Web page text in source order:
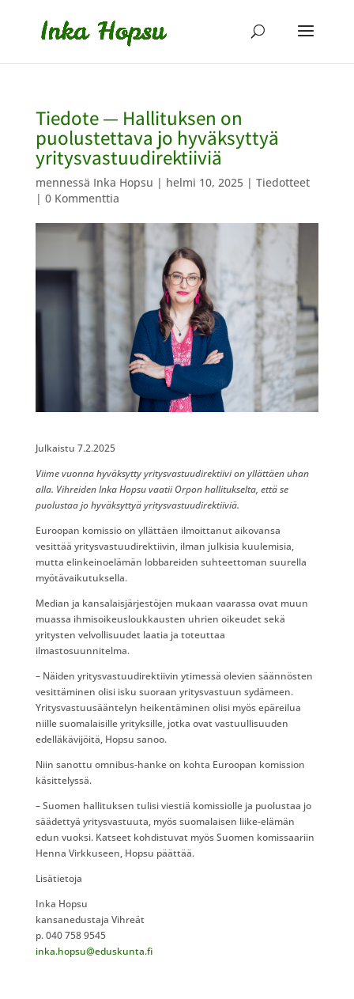
Tiedote — Hallituksen on
puolustettava jo hyväksyttyä
yritysvastuudirektiiviä
mennessä Inka Hopsu | helmi 10, 2025| Tiedotteet
| 0 Kommenttia
Julkaistu 7.2.2025
Viime vuonna hyväksytty yritysvastuudirektiivi on yllättäen uhan
alla. Vihreiden Inka Hopsu vaatii Orpon hallitukselta, että se
puolustaa jo hyväksyttyä yritysvastuudirektiiviä.
Euroopan komissio on yllättäen ilmoittanut aikovansa
vesittää yritysvastuudirektiivin, ilman julkisia kuulemisia,
mutta elinkeinoelämän lobbareiden suhteettoman suurella
myötävaikutuksella.
Median ja kansalaisjärjestöjen mukaan vaarassa ovat muun
muassa ihmisoikeusloukkausten uhrien oikeudet sekä
yritysten velvollisuudet laatia ja toteuttaa
ilmastosuunnitelma.
– Näiden yritysvastuudirektiivin ytimessä olevien säännösten
vesittäminen olisi isku suoraan yritysvastuun sydämeen.
Yritysvastuusääntelyn heikentäminen olisi myös epäreilua
niille suomalaisille yrityksille, jotka ovat vastuullisuuden
edelläkävijöitä, Hopsu sanoo.
Niin sanottu omnibus-hanke on kohta Euroopan komission
käsittelyssä.
– Suomen hallituksen tulisi viestiä komissiolle ja puolustaa jo
säädettyä yritysvastuuta, myös suomalaisen liike-elämän
edun vuoksi. Katseet kohdistuvat myös Suomen komissaariin
Henna Virkkuseen, Hopsu päättää.
Lisätietoja
Inka Hopsu
kansanedustaja Vihreät
p. 040 758 9545
inka.hopsu@eduskunta.fi